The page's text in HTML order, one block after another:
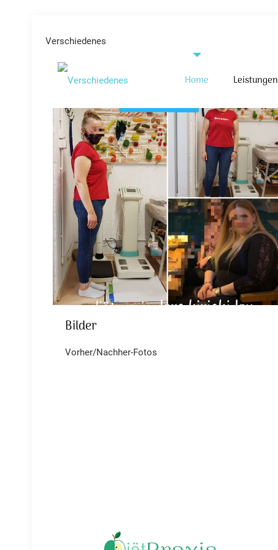
Home Leistungen
Verschiedenes
Bilder
Vorher/Nachher-Fotos